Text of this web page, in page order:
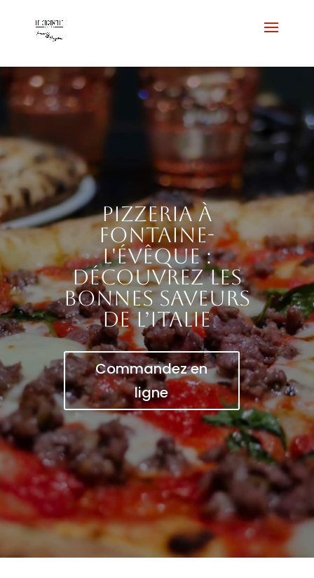
Pizzeria à
Fontaine-
l'Évêque :
découvrez les
bonnes saveurs
de l’Italie
Commandez en
ligne